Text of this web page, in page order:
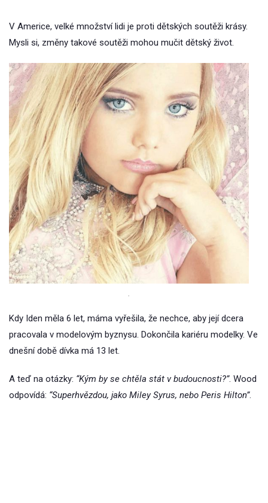
V Americe, velké množství lidi je proti dětských soutěži krásy.
Mysli si, změny takové soutěži mohou mučit dětský život.
.
Kdy Iden měla 6 let, máma vyřešila, že nechce, aby její dcera
pracovala v modelovým byznysu. Dokončila kariéru modelky. Ve
dnešní době dívka má 13 let.
A teď na otázky: “Kým by se chtěla stát v budoucnosti?”. Wood
odpovídá: “Superhvězdou, jako Miley Syrus, nebo Peris Hilton”.